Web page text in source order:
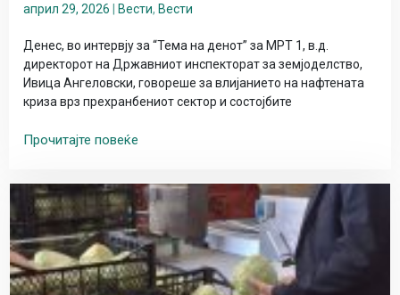
април 29, 2026 Вести, Вести
Денес, во интервју за “Тема на денот” за МРТ 1, в.д.
директорот на Државниот инспекторат за земјоделство,
Ивица Ангеловски, говореше за влијанието на нафтената
криза врз прехранбениот сектор и состојбите
Прочитајте повеќе